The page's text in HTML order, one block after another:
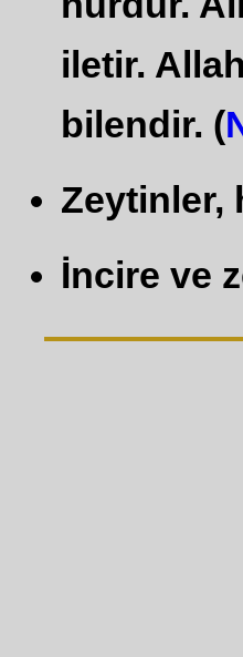
iletir.
bilendir. (
Zeytinler,
İncire ve